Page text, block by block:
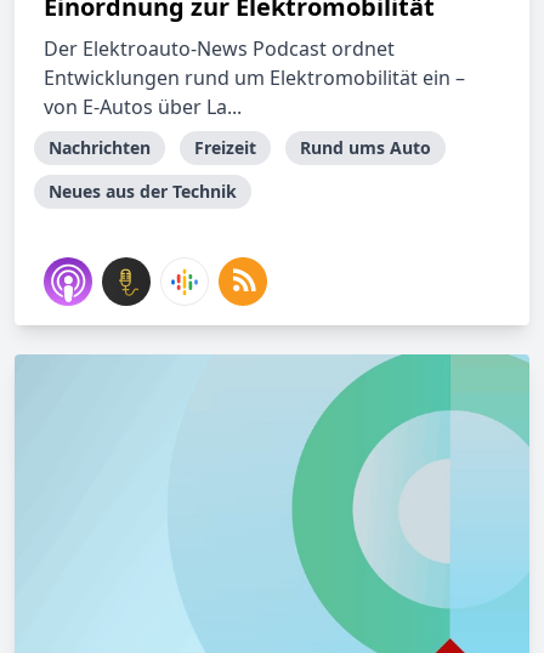
Einordnung zur Elektromobilität
Der Elektroauto-News Podcast ordnet
Entwicklungen rund um Elektromobilität ein –
von E-Autos über La...
Nachrichten Freizeit
Rund ums Auto
Neues aus der Technik